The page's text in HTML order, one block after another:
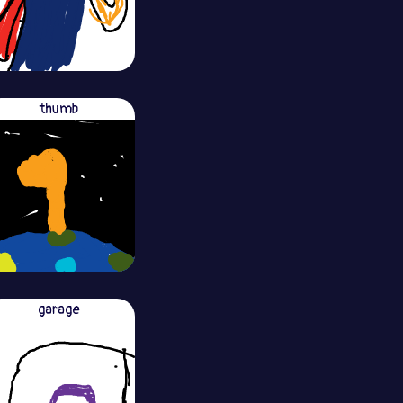
thumb
garage